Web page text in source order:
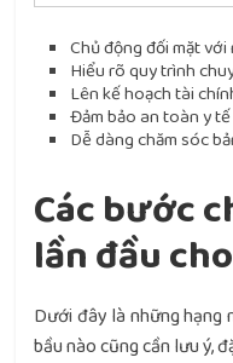
Chủ động đối mặt
Hiểu rõ quy trình
Lên kế hoạch tài
Đảm bảo an toàn y
Dễ dàng chăm sóc
Các bước
lần đầu
Dưới đây là những
bầu nào cũng cần lưu ý,